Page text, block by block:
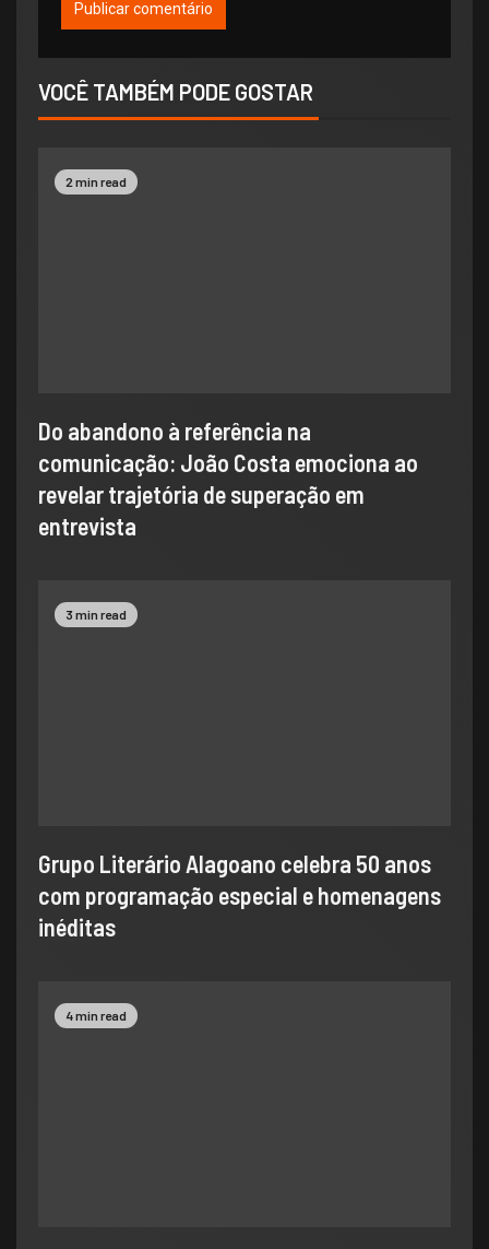
VOCÊ TAMBÉM PODE GOSTAR
2 min read
Do abandono à referência na
comunicação: João Costa emociona ao
revelar trajetória de superação em
entrevista
3 min read
Grupo Literário Alagoano celebra 50 anos
com programação especial e homenagens
inéditas
4 min read